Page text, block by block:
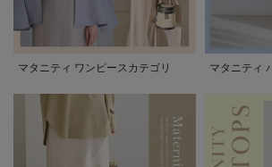
マタニティ ワンピースカテゴリ マタニティ